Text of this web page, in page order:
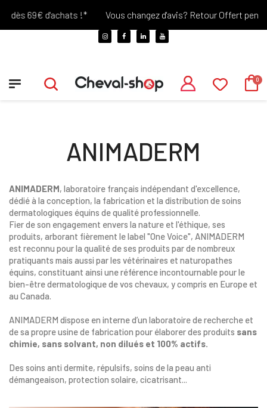
69€ d'achats !* Vous changez d'avis? Retour Offert
ANIMADERM
ANIMADERM, laboratoire français indépendant d'excellence,
dédié à la conception, la fabrication et la distribution de soins
dermatologiques équins de qualité professionnelle.
Fier de son engagement envers la nature et l'éthique, ses
produits, arborant fièrement le label "One Voice", ANIMADERM
est reconnu pour la qualité de ses produits par de nombreux
pratiquants mais aussi par les vétérinaires et naturopathes
équins, constituant ainsi une référence incontournable pour le
bien-être dermatologique de vos chevaux, y compris en Europe et
au Canada.
ANIMADERM dispose en interne d’un laboratoire de recherche et
de sa propre usine de fabrication pour élaborer des produits sans
chimie, sans solvant, non dilués et 100% actifs.
Des soins anti dermite, répulsifs, soins de la peau anti
démangeaison, protection solaire, cicatrisant...